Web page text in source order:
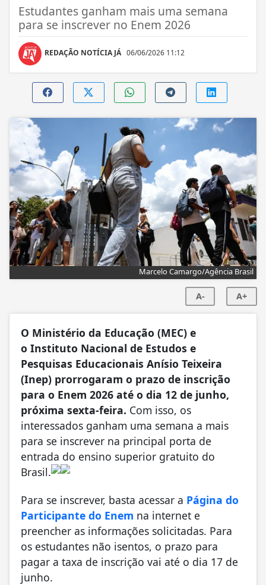
Estudantes ganham mais uma semana
para se inscrever no Enem 2026
REDAÇÃO NOTÍCIA JÁ 06/06/2026 11:12
Marcelo Camargo/Agência Brasil
A- A+
O Ministério da Educação (MEC) e
o Instituto Nacional de Estudos e
Pesquisas Educacionais Anísio Teixeira
(Inep) prorrogaram o prazo de inscrição
para o Enem 2026 até o dia 12 de junho,
próxima sexta-feira. Com isso, os
interessados ganham uma semana a mais
para se inscrever na principal porta de
entrada do ensino superior gratuito do
Brasil.
Para se inscrever, basta acessar a Página do
Participante do Enem na internet e
preencher as informações solicitadas. Para
os estudantes não isentos, o prazo para
pagar a taxa de inscrição vai até o dia 17 de
junho.